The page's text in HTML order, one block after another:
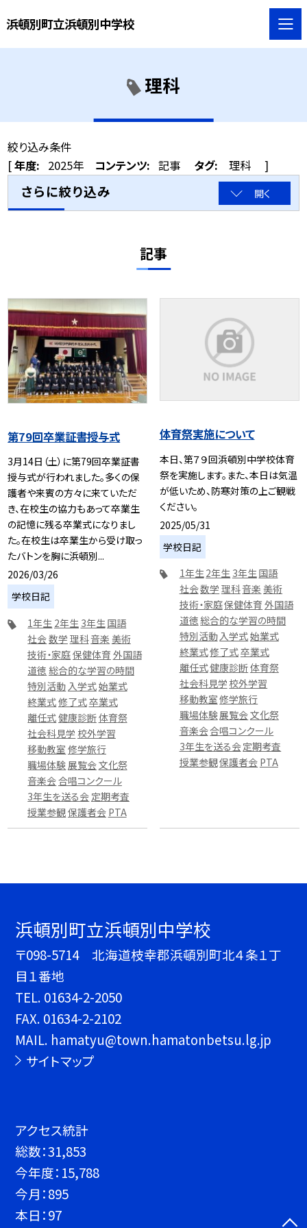
浜頓別町立浜頓別中学校
理科
絞り込み条件
[年度: 2025年 コンテンツ: 記事 タグ: 理科 ]
さらに絞り込み 開く
記事
第79回卒業証書授与式
3月14日（土）に第79回卒業証書
授与式が行われました。多くの保
護者や来賓の方々に来ていただ
き、在校生の協力もあって卒業生
の記憶に残る卒業式になりまし
た。在校生は卒業生から受け取っ
たバトンを胸に浜頓別...
2026/03/26
学校日記
1年生 2年生 3年生 国語
社会数学 理科音楽 美術
技術・家庭保健体育 外国語
道徳 総合的な学習の時間
特別活動 入学式始業式
終業式修了式卒業式
離任式健康診断体育祭
社会科見学 校外学習
移動教室 修学旅行
職場体験 展覧会文化祭
音楽会合唱コンクール
3年生を送る会 定期考査
授業参観保護者会 PTA
体育祭実施について
本日、第７９回浜頓別中学校体育
祭を実施します。また、本日は気温
が低いため、防寒対策の上ご観戦
ください。
2025/05/31
学校日記
1年生2年生 3年生国語
社会数学 理科音楽 美術
技術・家庭保健体育 外国語
道徳総合的な学習の時間
特別活動入学式始業式
終業式修了式卒業式
離任式健康診断体育祭
社会科見学 校外学習
移動教室修学旅行
職場体験展覧会文化祭
音楽会合唱コンクール
3年生を送る会定期考査
授業参観保護者会 PTA
浜頓別町立浜頓別中学校
〒098-5714 北海道枝幸郡浜頓別町北４条１丁
目１番地
TEL. 01634-2-2050
FAX. 01634-2-2102
MAIL. hamatyu@town.hamatonbetsu.lg.jp
サイトマップ
アクセス統計
総数：31,853
今年度： 15,788
今月：895
本日：97